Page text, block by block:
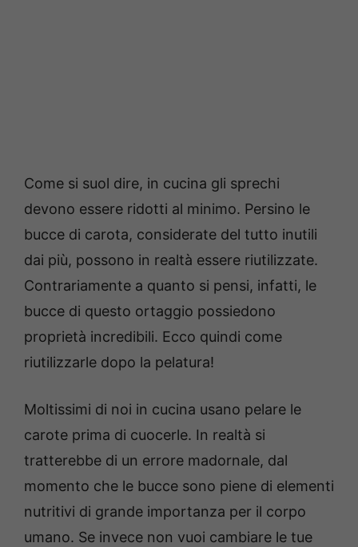
Come si suol dire, in cucina gli sprechi
devono essere ridotti al minimo. Persino le
bucce di carota, considerate del tutto inutili
dai più, possono in realtà essere riutilizzate.
Contrariamente a quanto si pensi, infatti, le
bucce di questo ortaggio possiedono
proprietà incredibili. Ecco quindi come
riutilizzarle dopo la pelatura!
Moltissimi di noi in cucina usano pelare le
carote prima di cuocerle. In realtà si
tratterebbe di un errore madornale, dal
momento che le bucce sono piene di elementi
nutritivi di grande importanza per il corpo
umano. Se invece non vuoi cambiare le tue